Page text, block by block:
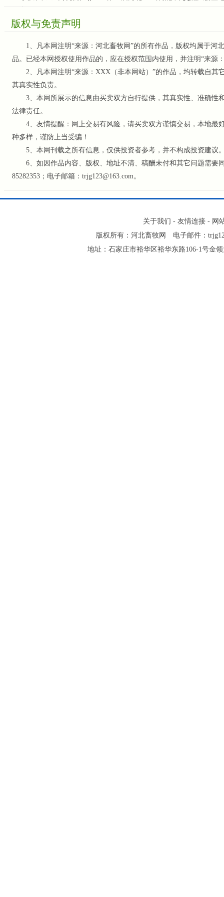
版权与免责声明
1、凡本网注明“来源：河北畜牧网”的所有作品，版权均属于河
品。已经本网授权使用作品的，应在授权范围内使用，并注明“来源
2、凡本网注明“来源：XXX（非本网站）”的作品，均转载自其
其真实性负责。
3、本网所展示的信息由买卖双方自行提供，其真实性、准确性
法律责任。
4、友情提醒：网上交易有风险，请买卖双方谨慎交易，本地最
种多样，谨防上当受骗！
5、本网刊载之所有信息，仅供投资者参考 ，并不构成投资建议
6、如因作品内容、版权、地址不清、稿酬未付和其它问题需要
85282353；电子邮箱：trjg123@163.com。
关于我们 - 友情连接 - 网
版权所有：河北畜牧网 电子邮件：
地址：石家庄市裕华区裕华东路106-1号金领